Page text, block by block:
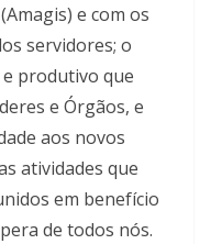
e com os
servidores; o
produtivo que
e Órgãos, e
aos novos
atividades que
em benefício
de todos nós.